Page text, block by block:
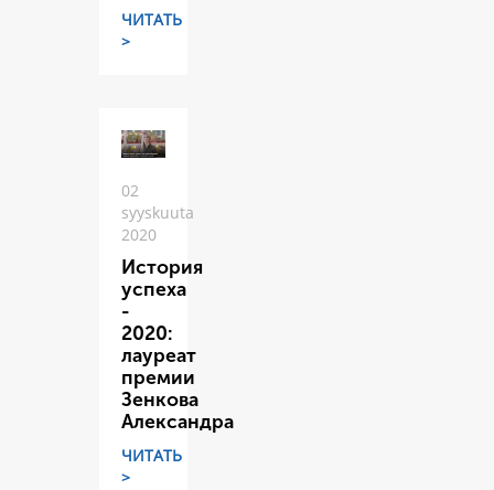
ЧИТАТЬ
>
02
syyskuuta
2020
История
успеха
-
2020:
лауреат
премии
Зенкова
Александра
ЧИТАТЬ
>